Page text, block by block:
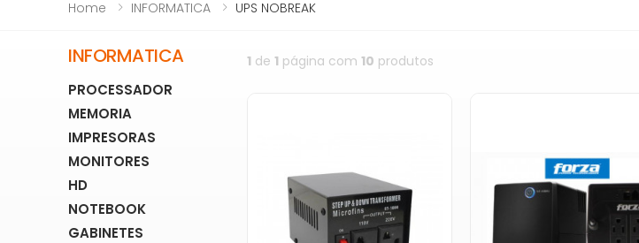
Home INFORMATICA UPS NOBREAK
1 de 1 página com 10 produtos
INFORMATICA
PROCESSADOR
MEMORIA
IMPRESORAS
MONITORES
HD
NOTEBOOK
GABINETES